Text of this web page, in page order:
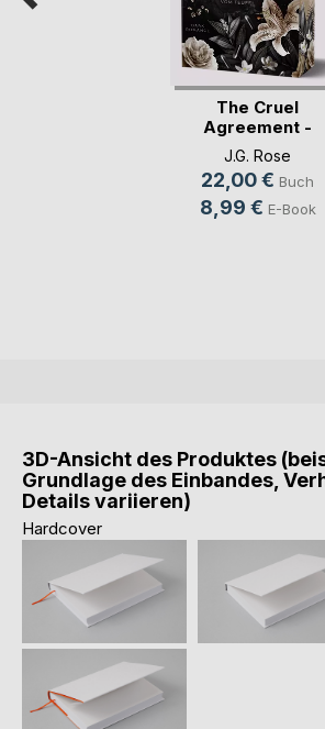
The Cruel
Agreement -
Gestohlen vo(...)
J.G. Rose
22,00 € Buch
8,99 € E-Book
3D-Ansicht des Produktes
Grundlage des Einbandes,
Details variieren)
Hardcover